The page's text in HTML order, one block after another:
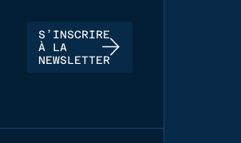
S’INSCRIRE
À LA
NEWSLETTER